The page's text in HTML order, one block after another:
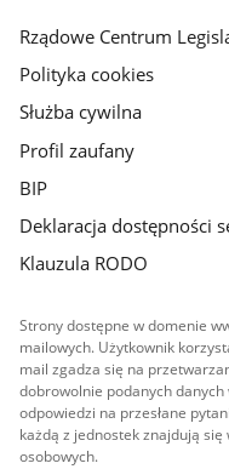
Rządowe Centrum
Polityka cookies
Służba cywilna
Profil zaufany
BIP
Deklaracja dostępności
Klauzula RODO
Strony dostępne w domenie
mailowych. Użytkownik
mail zgadza się na
dobrowolnie podanych danych
odpowiedzi na przesłane
każdą z jednostek znajdują
osobowych.